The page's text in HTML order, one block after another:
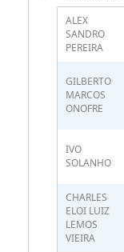
ALEX
SANDRO
PEREIRA
GILBERTO
MARCOS
ONOFRE
IVO
SOLANHO
CHARLES
ELOI LUIZ
LEMOS
VIEIRA